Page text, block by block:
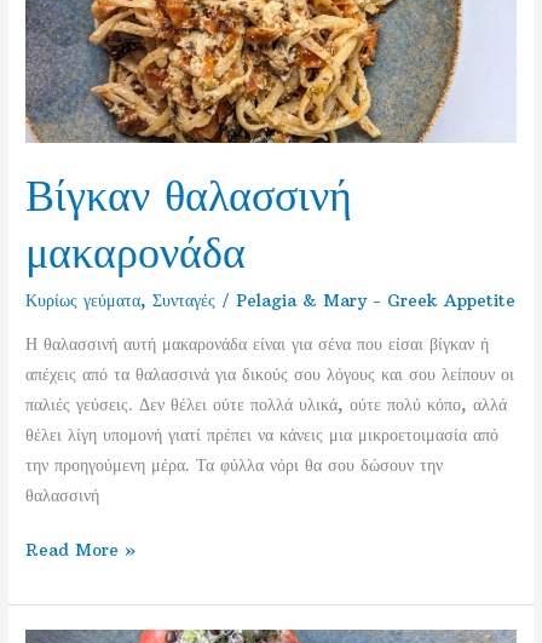
φάβα
κοκκινιστή
Βίγκαν θαλασσινή
μακαρονάδα
Κυρίως γεύματα,Συνταγές /Pelagia & Mary - Greek Appetite
Η θαλασσινή αυτή μακαρονάδα είναι για σένα που είσαι βίγκαν ή
απέχεις από τα θαλασσινά για δικούς σου λόγους και σου λείπουν οι
παλιές γεύσεις. Δεν θέλει ούτε πολλά υλικά, ούτε πολύ κόπο, αλλά
θέλει λίγη υπομονή γιατί πρέπει να κάνεις μια μικροετοιμασία από
την προηγούμενη μέρα. Τα φύλλα νόρι θα σου δώσουν την
θαλασσινή
Βίγκαν
μακαρονάδα
Read More »